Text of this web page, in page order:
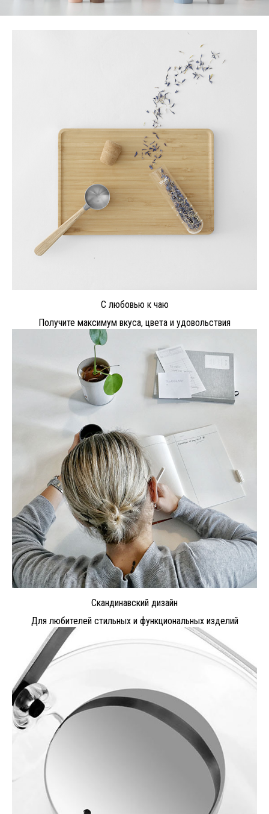
С любовью к чаю
Получите максимум вкуса, цвета и удовольствия
Скандинавский дизайн
Для любителей стильных и функциональных изделий